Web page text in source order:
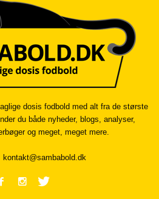
dosis fodbold med alt fra de største
du både nyheder, blogs, analyser,
og meget, meget mere.
kontakt@sambabold.dk